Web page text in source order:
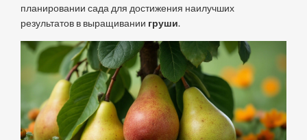
планировании сада для достижения наилучших
результатов в выращивании груши.